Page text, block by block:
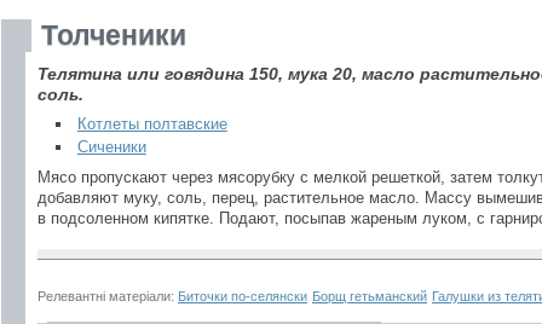
Толченики
Телятина или говядина 150, мука 20, масло
соль.
Котлеты полтавские
Сиченики
Мясо пропускают через мясорубку с мелкой решеткой, затем
добавляют муку, соль, перец, растительное масло. Массу
в подсоленном кипятке. Подают, посыпав жареным луком, с
Релевантні матеріали: Биточки по-селянски Борщ гетьманский Галушки из